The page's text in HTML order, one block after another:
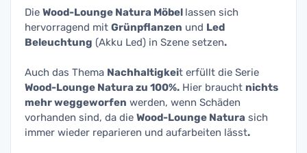
Die Wood-Lounge Natura Möbel lassen sich
hervorragend mit Grünpflanzen und Led
Beleuchtung (Akku Led) in Szene setzen.
Auch das Thema Nachhaltigkeit erfüllt die Serie
Wood-Lounge Natura zu 100%. Hier braucht nichts
mehr weggeworfen werden, wenn Schäden
vorhanden sind, da die Wood-Lounge Natura sich
immer wieder reparieren und aufarbeiten lässt.